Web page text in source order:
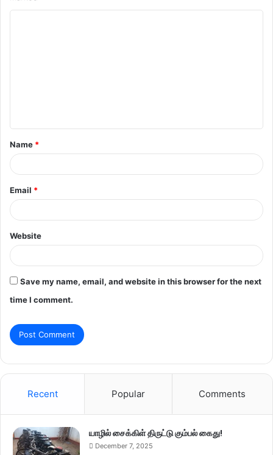
t
*
Name *
Email *
Website
Save my name, email, and website in this browser for the next
time I comment.
Recent Popular Comments
யாழில் சைக்கிள் திருட்டு கும்பல் கைது!
December 7, 2025